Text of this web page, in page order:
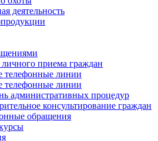
деятельность
приема граждан
телефонные линии
телефонные линии
административных процедур
консультирование граждан
обращения